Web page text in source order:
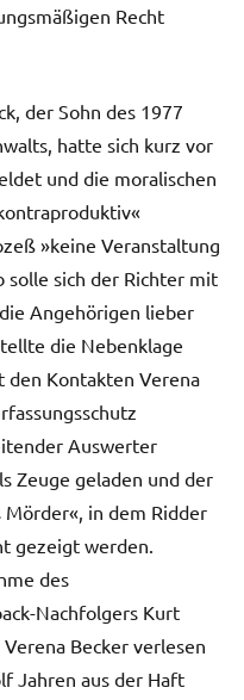
Recht
der Sohn des 1977
hatte sich kurz vor
und die moralischen
»keine Veranstaltung
solle sich der Richter mit
Angehörigen lieber
die Nebenklage
den Kontakten Verena
Auswerter
Zeuge geladen und der
in dem Ridder
gezeigt werden.
des
Nachfolgers Kurt
Becker verlesen
Jahren aus der Haft